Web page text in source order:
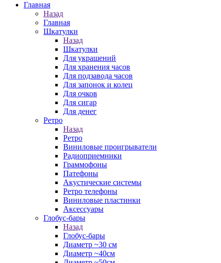
Главная
Назад
Главная
Шкатулки
Назад
Шкатулки
Для украшений
Для хранения часов
Для подзавода часов
Для запонок и колец
Для очков
Для сигар
Для денег
Ретро
Назад
Ретро
Виниловые проигрыватели
Радиоприемники
Граммофоны
Патефоны
Акустические системы
Ретро телефоны
Виниловые пластинки
Аксессуары
Глобус-бары
Назад
Глобус-бары
Диаметр ~30 см
Диаметр ~40см